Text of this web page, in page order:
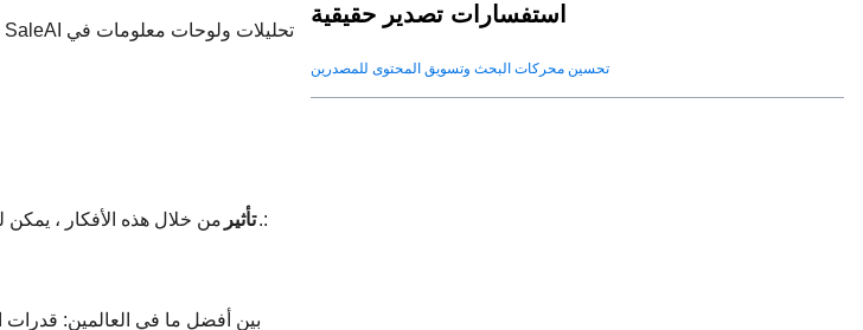
تأثيرمن خلال هذه الأفكار ، يمكن لمديري المبيعات اتخاذ قرارات مستنيرة وتحسين أداء الفريق والبقاء في صدارة اتجاهات السوق.:
استفسارات تصدير حقيقية
تحسين محركات البحث وتسويق المحتوى للمصدرين